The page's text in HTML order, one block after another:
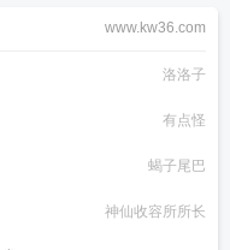
www.kw36.com
洛洛子
有点怪
蝎子尾巴
神仙收容所所长